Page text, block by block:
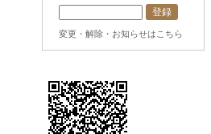
変更・解除・お知らせはこちら